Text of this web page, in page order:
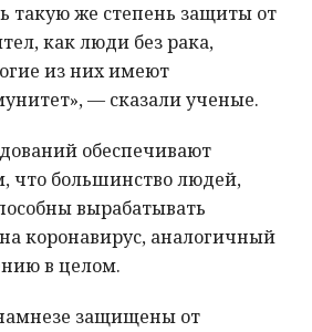
такую ​​же степень защиты от
как люди без рака,
из них имеют
— сказали ученые.
обеспечивают
что большинство людей,
вырабатывать
коронавирус, аналогичный
в целом.
защищены от